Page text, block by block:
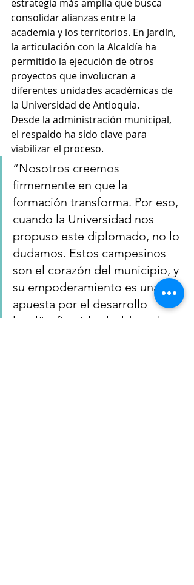
estrategia más amplia que busca
consolidar alianzas entre la
academia y los territorios. En Jardín,
la articulación con la Alcaldía ha
permitido la ejecución de otros
proyectos que involucran a
diferentes unidades académicas de
la Universidad de Antioquia.
Desde la administración municipal,
el respaldo ha sido clave para
viabilizar el proceso.
“Nosotros creemos
firmemente en que la
formación transforma. Por eso,
cuando la Universidad nos
propuso este diplomado, no lo
dudamos. Estos campesinos
son el corazón del municipio, y
su empoderamiento es una
apuesta por el desarrollo
local”, afirmó la alcaldesa de